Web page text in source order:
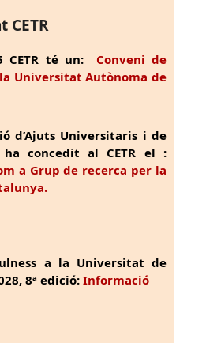
CETR
CETR té un: Conveni de
Universitat Autònoma de
d’Ajuts Universitaris i de
ha concedit al CETR el :
a Grup de recerca per la
a la Universitat de
8ª edició: Informació